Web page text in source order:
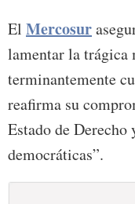
El Mercosur
lamentar la trágica
terminantemente
reafirma su
Estado de
democráticas”.